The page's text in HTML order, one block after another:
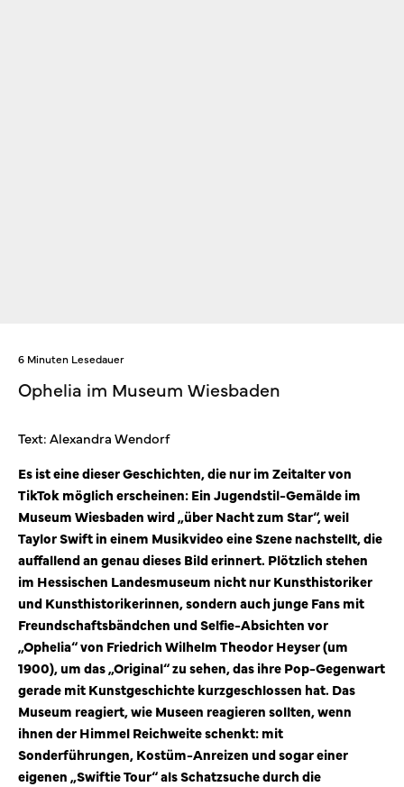
6 Minuten Lesedauer
Ophelia im Museum Wiesbaden
Text: Alexandra Wendorf
Es ist eine dieser Geschichten, die nur im Zeitalter von
TikTok möglich erscheinen: Ein Jugendstil-Gemälde im
Museum Wiesbaden wird „über Nacht zum Star“, weil
Taylor Swift in einem Musikvideo eine Szene nachstellt, die
auffallend an genau dieses Bild erinnert. Plötzlich stehen
im Hessischen Landesmuseum nicht nur Kunsthistoriker
und Kunsthistorikerinnen, sondern auch junge Fans mit
Freundschaftsbändchen und Selfie-Absichten vor
„Ophelia“ von Friedrich Wilhelm Theodor Heyser (um
1900), um das „Original“ zu sehen, das ihre Pop-Gegenwart
gerade mit Kunstgeschichte kurzgeschlossen hat. Das
Museum reagiert, wie Museen reagieren sollten, wenn
ihnen der Himmel Reichweite schenkt: mit
Sonderführungen, Kostüm-Anreizen und sogar einer
eigenen „Swiftie Tour“ als Schatzsuche durch die